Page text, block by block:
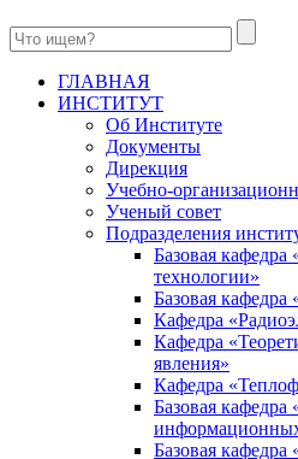
ГЛАВНАЯ
ИНСТИТУТ
Об Институте
Документы
Дирекция
Учебно-
Ученый совет
Подразделения
Базовая
технологии»
Базовая
Кафедра
Кафедра
явления»
Кафедра
Базовая кафедра
Базовая кафедра